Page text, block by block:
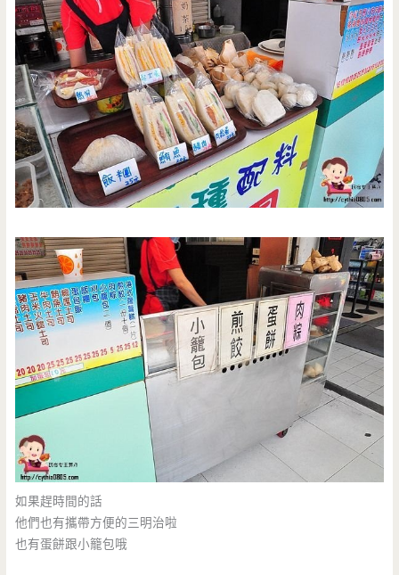
如果趕時間的話
他們也有攜帶方便的三明治啦
也有蛋餅跟小籠包哦